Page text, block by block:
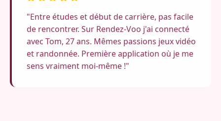
"Entre études et début de carrière, pas facile
de rencontrer. Sur Rendez-Voo j'ai connecté
avec Tom, 27 ans. Mêmes passions jeux vidéo
et randonnée. Première application où je me
sens vraiment moi-même !"